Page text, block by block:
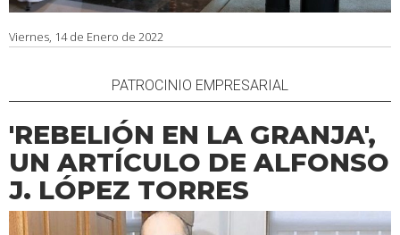
Viernes, 14 de Enero de 2022
PATROCINIO EMPRESARIAL
'REBELIÓN EN LA GRANJA',
UN ARTÍCULO DE ALFONSO
J. LÓPEZ TORRES